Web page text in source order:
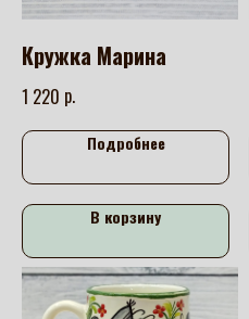
Кружка Марина
1 220 р.
Подробнее
В корзину